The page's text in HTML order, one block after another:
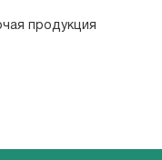
продукция